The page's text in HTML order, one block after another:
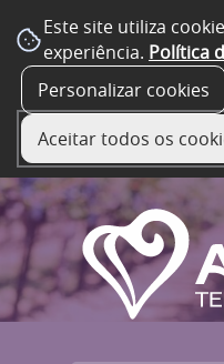
Este site utiliza
experiência. Política
Personalizar cookies
Aceitar todos os